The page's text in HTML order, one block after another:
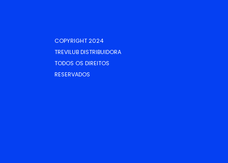
COPYRIGHT 2024
TREVILUB DISTRIBUIDORA
TODOS OS DIREITOS
RESERVADOS